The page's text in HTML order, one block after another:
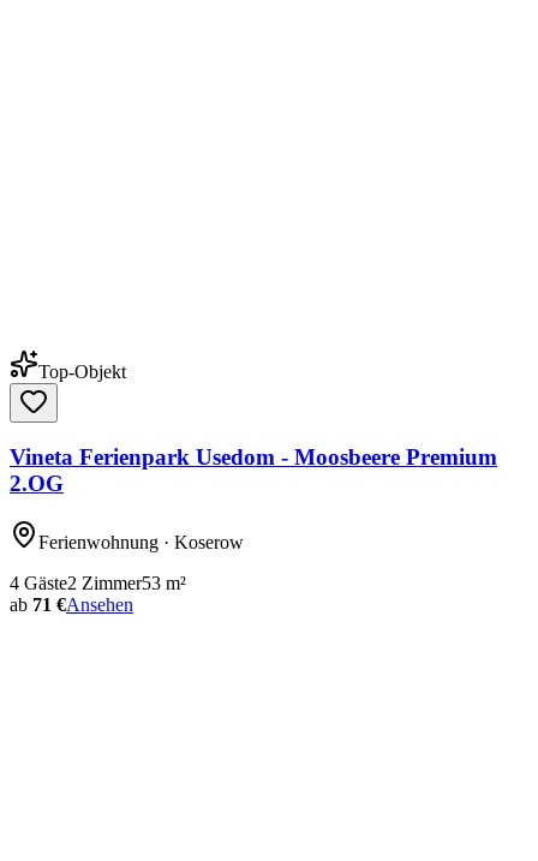
Top-Objekt
Vineta Ferienpark Usedom - Moosbeere Premium
2.OG
Ferienwohnung · Koserow
4 Gäste2 Zimmer53 m²
ab 71 €Ansehen